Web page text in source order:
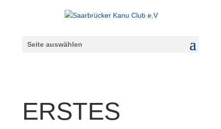
Seite auswählen
ERSTES